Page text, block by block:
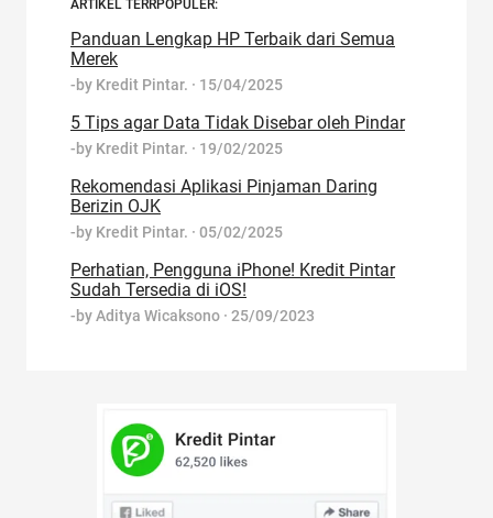
ARTIKEL TERRPOPULER:
Panduan Lengkap HP Terbaik dari Semua
Merek
-by Kredit Pintar. · 15/04/2025
5 Tips agar Data Tidak Disebar oleh Pindar
-by Kredit Pintar. · 19/02/2025
Rekomendasi Aplikasi Pinjaman Daring
Berizin OJK
-by Kredit Pintar. · 05/02/2025
Perhatian, Pengguna iPhone! Kredit Pintar
Sudah Tersedia di iOS!
-byAditya Wicaksono · 25/09/2023